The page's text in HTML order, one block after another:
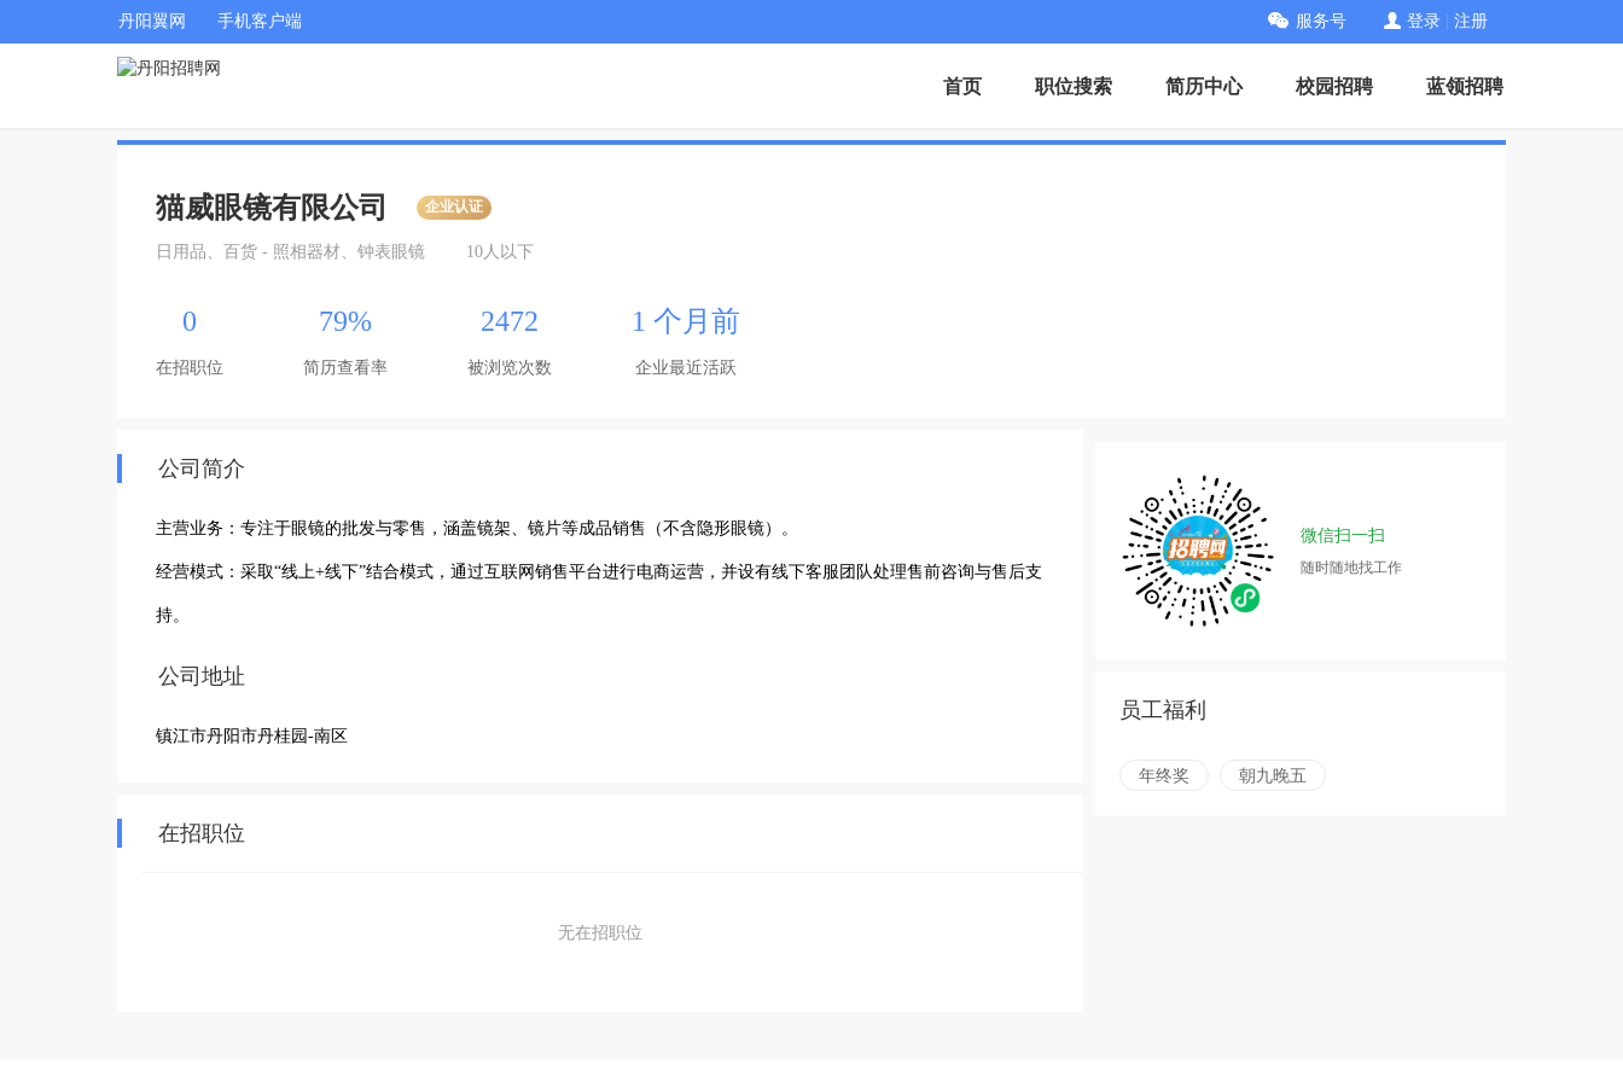
丹阳翼网 手机客户端 服务号 登录 注册
首页 职位搜索 简历中心 校园招聘 蓝领招聘
猫威眼镜有限公司 企业认证
日用品、百货 - 照相器材、钟表眼镜 10人以下
0
在招职位
79%
简历查看率
2472
被浏览次数
1 个月前
企业最近活跃
公司简介
主营业务‌：专注于眼镜的‌批发与零售‌，涵盖镜架、镜片等成品销售（不含隐形眼镜）。
‌经营模式‌：采取“线上+线下”结合模式，通过‌互联网销售‌平台进行电商运营，并设有线下客服团队处理售前咨询与售后支
持。
公司地址
镇江市丹阳市丹桂园-南区
在招职位
无在招职位
微信扫一扫
随时随地找工作
员工福利
年终奖 朝九晚五